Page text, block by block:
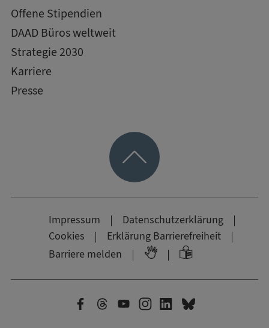
Offene Stipendien
DAAD Büros weltweit
Strategie 2030
Karriere
Presse
Impressum
Datenschutzerklärung
Cookies
Erklärung Barrierefreiheit
Barriere melden